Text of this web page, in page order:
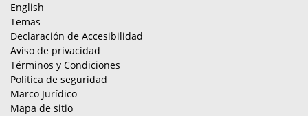
English
Temas
Declaración de Accesibilidad
Aviso de privacidad
Términos y Condiciones
Política de seguridad
Marco Jurídico
Mapa de sitio